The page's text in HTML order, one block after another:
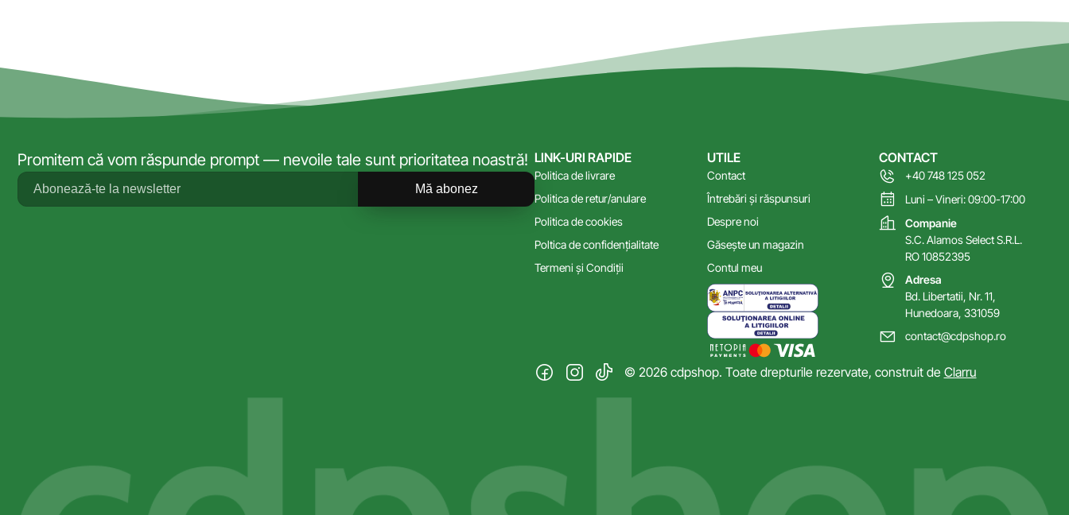
Promitem că vom răspunde prompt — nevoile tale sunt prioritatea noastră!
Mă abonez
LINK-URI RAPIDE
Politica de livrare
Politica de retur/anulare
Politica de cookies
Poltica de confidențialitate
Termeni și Condiții
UTILE
Contact
Întrebări și răspunsuri
Despre noi
Găsește un magazin
Contul meu
CONTACT
+40 748 125 052
Luni – Vineri: 09:00-17:00
Companie
S.C. Alamos Select S.R.L.
RO 10852395
Adresa
Bd. Libertatii, Nr. 11,
Hunedoara, 331059
contact@cdpshop.ro
© 2026 cdpshop. Toate drepturile rezervate, construit de Clarru